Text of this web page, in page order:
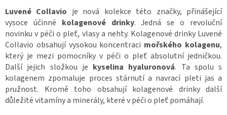
Luvené Collavio je nová kolekce této značky, přinášející
vysoce účinné kolagenové drinky. Jedná se o revoluční
novinku v péči o pleť, vlasy a nehty. Kolagenové drinky Luvené
Collavio obsahují vysokou koncentraci mořského kolagenu,
který je mezi pomocníky v péči o pleť absolutní jedničkou.
Další jejich složkou je kyselina hyaluronová. Ta spolu s
kolagenem zpomaluje proces stárnutí a navrací pleti jas a
pružnost. Kromě toho obsahují kolagenové drinky další
důležité vitamíny a minerály, které v péči o pleť pomáhají.